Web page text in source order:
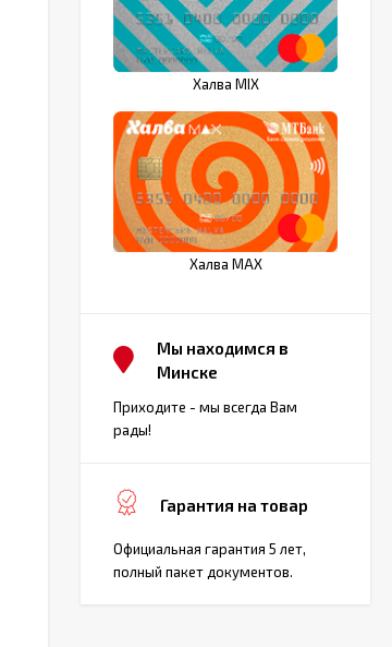
Халва MIX
Халва MAX
Мы находимся в
Минске
Приходите - мы всегда Вам
рады!
Гарантия на товар
Официальная гарантия 5 лет,
полный пакет документов.